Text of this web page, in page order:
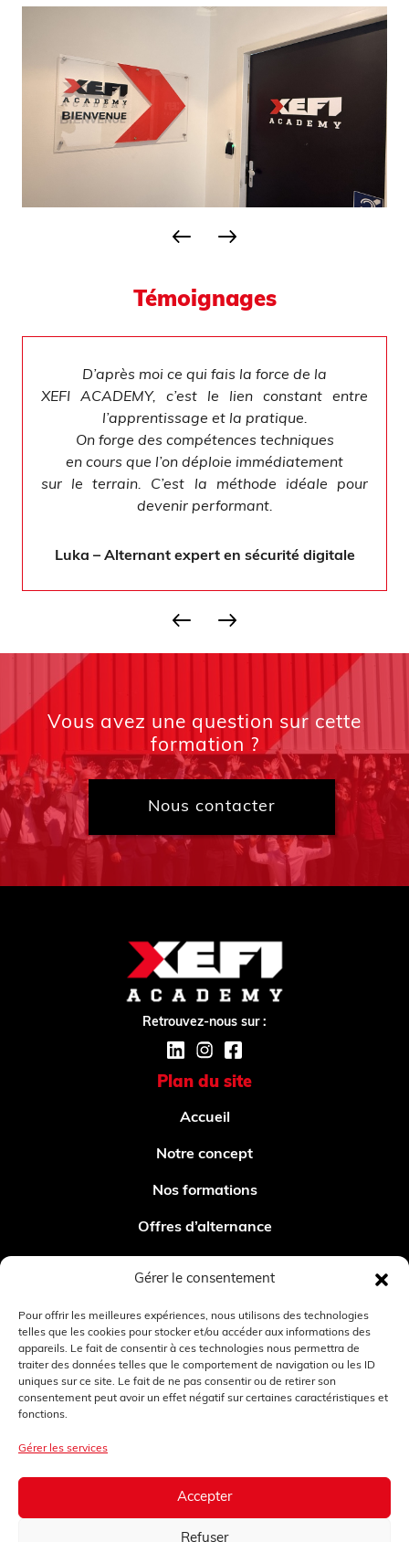
Gérer le consentement
Pour offrir les meilleures expériences, nous utilisons des technologies
telles que les cookies pour stocker et/ou accéder aux informations des
appareils. Le fait de consentir à ces technologies nous permettra de
traiter des données telles que le comportement de navigation ou les ID
uniques sur ce site. Le fait de ne pas consentir ou de retirer son
consentement peut avoir un effet négatif sur certaines caractéristiques et
fonctions.
Gérer les services
Accepter
Refuser
Témoignages
D’après moi ce qui fais la force de la
XEFI ACADEMY, c’est le lien constant entre
l’apprentissage et la pratique.
On forge des compétences techniques
en cours que l’on déploie immédiatement
sur le terrain. C’est la méthode idéale pour
devenir performant.
Luka – Alternant expert en sécurité digitale
Vous avez une question sur cette
formation ?
Nous contacter
Retrouvez-nous sur :
Plan du site
Accueil
Notre concept
Nos formations
Offres d’alternance
Contact
04 72 01 04 20
©COPYRIGHT
XEFI ACADEMY
|